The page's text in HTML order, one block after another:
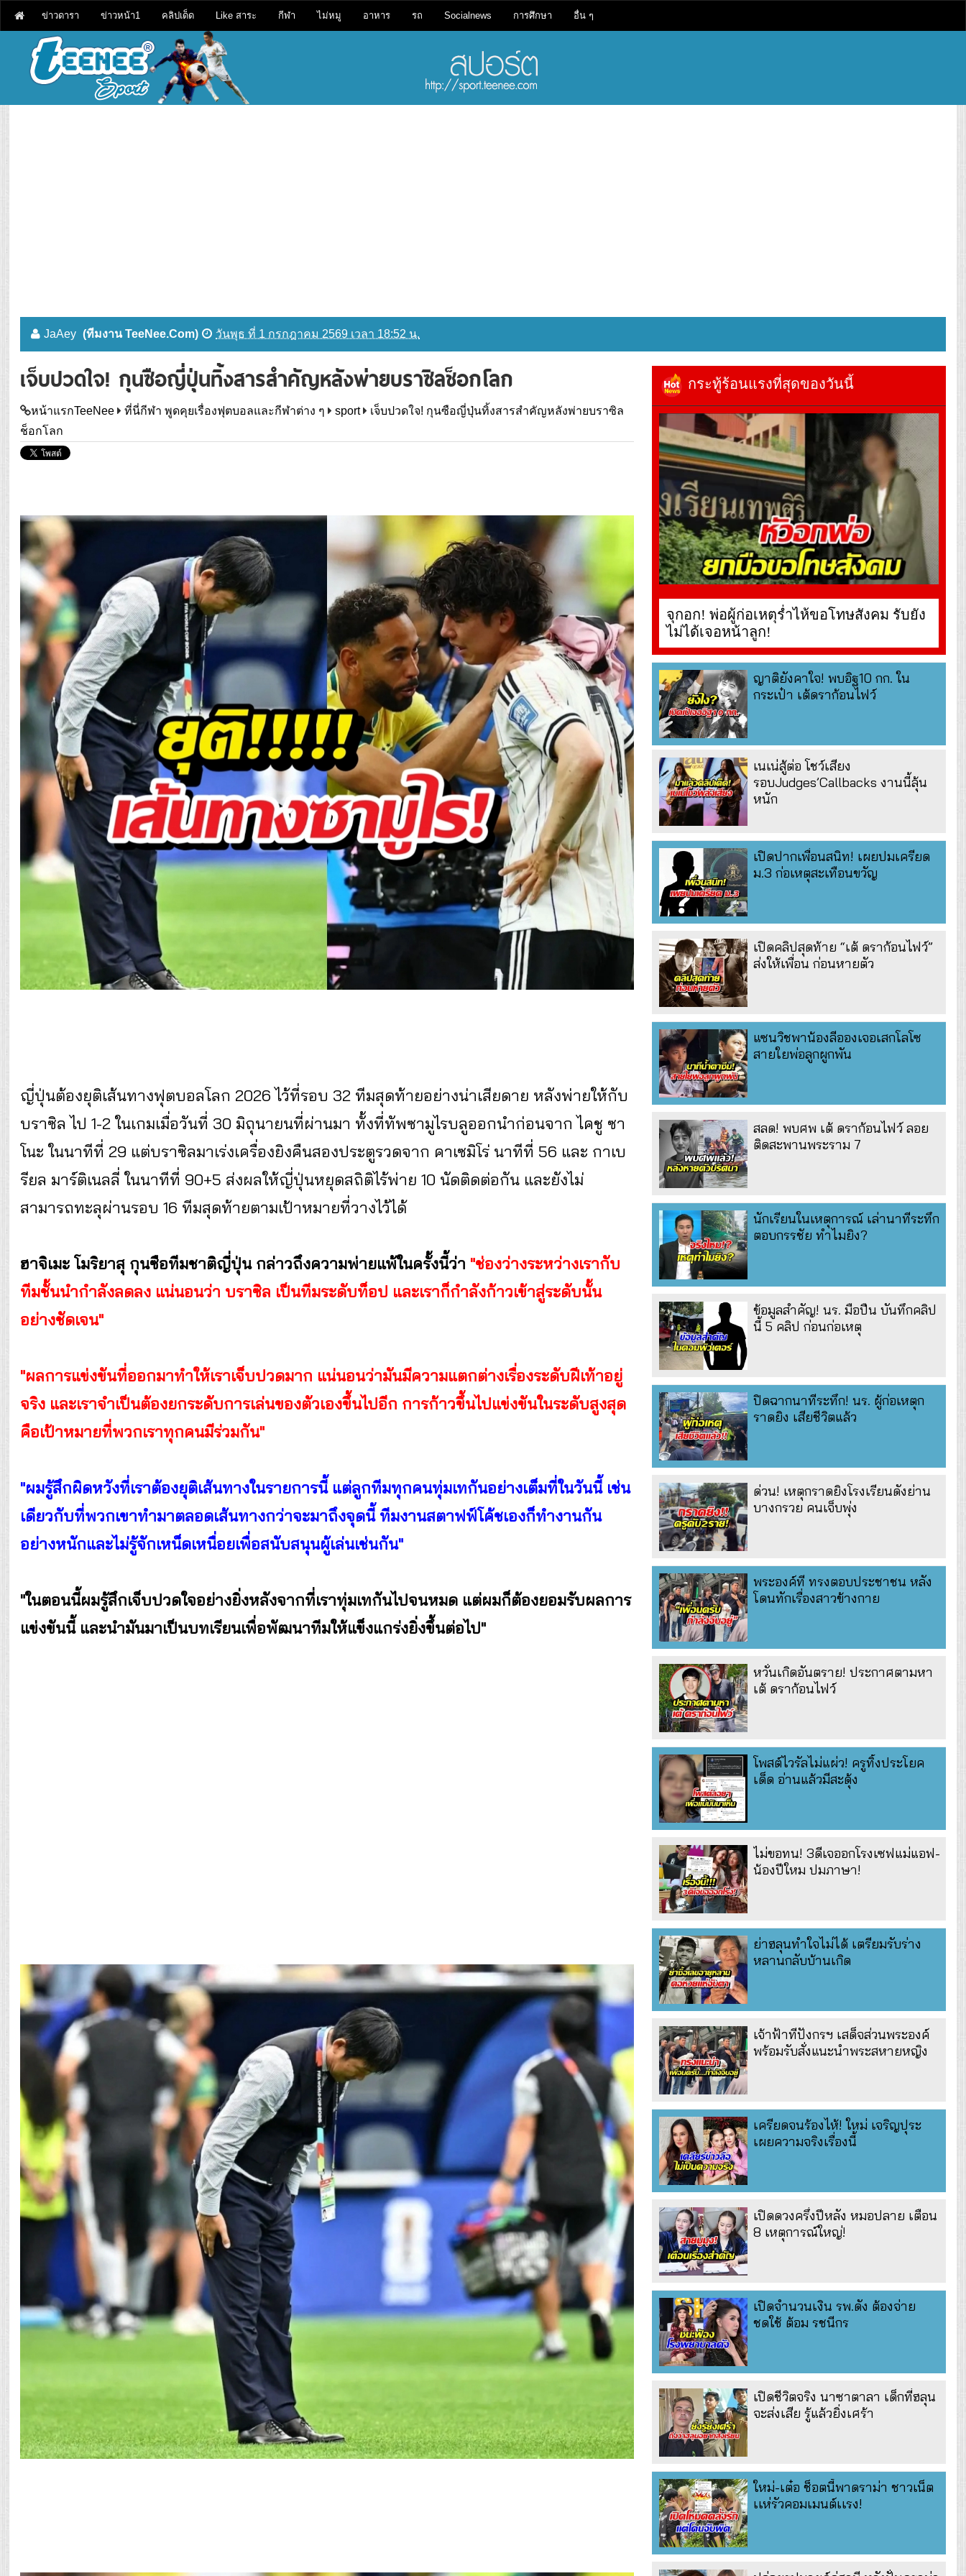
ข่าวดารา ข่าวหน้า1 คลิปเด็ด Like สาระ กีฬา ไม่หมู อาหาร รถ Socialnews การศึกษา อื่น ๆ
JaAey (ทีมงาน TeeNee.Com) วันพุธ ที่ 1 กรกฎาคม 2569 เวลา 18:52 น.
เจ็บปวดใจ! กุนซือญี่ปุ่นทิ้งสารสำคัญหลังพ่ายบราซิลช็อกโลก
หน้าแรกTeeNee ที่นี่กีฬา พูดคุยเรื่องฟุตบอลและกีฬาต่าง ๆ sport
เจ็บปวดใจ! กุนซือญี่ปุ่นทิ้งสารสำคัญหลังพ่ายบราซิล
ช็อกโลก
ญี่ปุ่นต้องยุติเส้นทางฟุตบอลโลก 2026 ไว้ที่รอบ 32 ทีมสุดท้ายอย่างน่าเสียดาย หลังพ่ายให้กับ
บราซิล ไป 1-2 ในเกมเมื่อวันที่ 30 มิถุนายนที่ผ่านมา ทั้งที่ทัพซามูไรบลูออกนำก่อนจาก ไคชู ซา
โนะ ในนาทีที่ 29 แต่บราซิลมาเร่งเครื่องยิงคืนสองประตูรวดจาก คาเซมิโร่ นาทีที่ 56 และ กาเบ
รียล มาร์ติเนลลี่ ในนาทีที่ 90+5 ส่งผลให้ญี่ปุ่นหยุดสถิติไร้พ่าย 10 นัดติดต่อกัน และยังไม่
สามารถทะลุผ่านรอบ 16 ทีมสุดท้ายตามเป้าหมายที่วางไว้ได้
ฮาจิเมะ โมริยาสุ กุนซือทีมชาติญี่ปุ่น กล่าวถึงความพ่ายแพ้ในครั้งนี้ว่า "ช่องว่างระหว่างเรากับ
ทีมชั้นนำกำลังลดลง แน่นอนว่า บราซิล เป็นทีมระดับท็อป และเราก็กำลังก้าวเข้าสู่ระดับนั้น
อย่างชัดเจน"
"ผลการแข่งขันที่ออกมาทำให้เราเจ็บปวดมาก แน่นอนว่ามันมีความแตกต่างเรื่องระดับฝีเท้าอยู่
จริง และเราจำเป็นต้องยกระดับการเล่นของตัวเองขึ้นไปอีก การก้าวขึ้นไปแข่งขันในระดับสูงสุด
คือเป้าหมายที่พวกเราทุกคนมีร่วมกัน"
"ผมรู้สึกผิดหวังที่เราต้องยุติเส้นทางในรายการนี้ แต่ลูกทีมทุกคนทุ่มเทกันอย่างเต็มที่ในวันนี้ เช่น
เดียวกับที่พวกเขาทำมาตลอดเส้นทางกว่าจะมาถึงจุดนี้ ทีมงานสตาฟฟ์โค้ชเองก็ทำงานกัน
อย่างหนักและไม่รู้จักเหน็ดเหนื่อยเพื่อสนับสนุนผู้เล่นเช่นกัน"
"ในตอนนี้ผมรู้สึกเจ็บปวดใจอย่างยิ่งหลังจากที่เราทุ่มเทกันไปจนหมด แต่ผมก็ต้องยอมรับผลการ
แข่งขันนี้ และนำมันมาเป็นบทเรียนเพื่อพัฒนาทีมให้แข็งแกร่งยิ่งขึ้นต่อไป"
กระทู้ร้อนแรงที่สุดของวันนี้
จุกอก! พ่อผู้ก่อเหตุร่ำไห้ขอโทษสังคม รับยัง
ไม่ได้เจอหน้าลูก!
ญาติยังคาใจ! พบอิฐ10 กก. ใน
กระเป๋า เต้ดราก้อนไฟว์
เนเน่สู้ต่อ โชว์เสียง
รอบJudges’Callbacks งานนี้ลุ้น
หนัก
เปิดปากเพื่อนสนิท! เผยปมเครียด
ม.3 ก่อเหตุสะเทือนขวัญ
เปิดคลิปสุดท้าย “เต้ ดราก้อนไฟว์”
ส่งให้เพื่อน ก่อนหายตัว
แซนวิชพาน้องลีอองเจอเสกโลโซ
สายใยพ่อลูกผูกพัน
สลด! พบศพ เต้ ดราก้อนไฟว์ ลอย
ติดสะพานพระราม 7
นักเรียนในเหตุการณ์ เล่านาทีระทึก
ตอบกรรชัย ทำไมยิง?
ข้อมูลสำคัญ! นร. มือปืน บันทึกคลิป
นี้ 5 คลิป ก่อนก่อเหตุ
ปิดฉากนาทีระทึก! นร. ผู้ก่อเหตุก
ราดยิง เสียชีวิตแล้ว
ด่วน! เหตุกราดยิงโรงเรียนดังย่าน
บางกรวย คนเจ็บพุ่ง
พระองค์ที ทรงตอบประชาชน หลัง
โดนทักเรื่องสาวข้างกาย
หวั่นเกิดอันตราย! ประกาศตามหา
เต้ ดราก้อนไฟว์
โพสต์ไวรัลไม่แผ่ว! ครูทิ้งประโยค
เด็ด อ่านแล้วมีสะดุ้ง
ไม่ขอทน! 3ดีเจออกโรงเซฟแม่แอฟ-
น้องปีใหม ปมภาษา!
ย่าฮลุนทำใจไม่ได้ เตรียมรับร่าง
หลานกลับบ้านเกิด
เจ้าฟ้าทีปังกรฯ เสด็จส่วนพระองค์
พร้อมรับสั่งแนะนำพระสหายหญิง
เครียดจนร้องไห้! ใหม่ เจริญปุระ
เผยความจริงเรื่องนี้
เปิดดวงครึ่งปีหลัง หมอปลาย เตือน
8 เหตุการณ์ใหญ่!
เปิดจำนวนเงิน รพ.ดัง ต้องจ่าย
ชดใช้ ต้อม รชนีกร
เปิดชีวิตจริง นาซาตาลา เด็กที่ฮลุน
จะส่งเสีย รู้แล้วยิ่งเศร้า
ใหม่-เต๋อ ช็อตนี้พาดราม่า ชาวเน็ต
เเห่รัวคอมเมนต์เเรง!